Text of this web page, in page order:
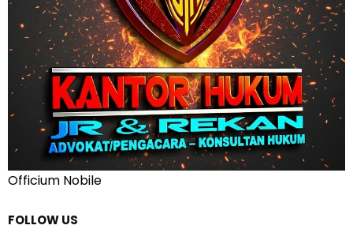
Officium Nobile
FOLLOW US